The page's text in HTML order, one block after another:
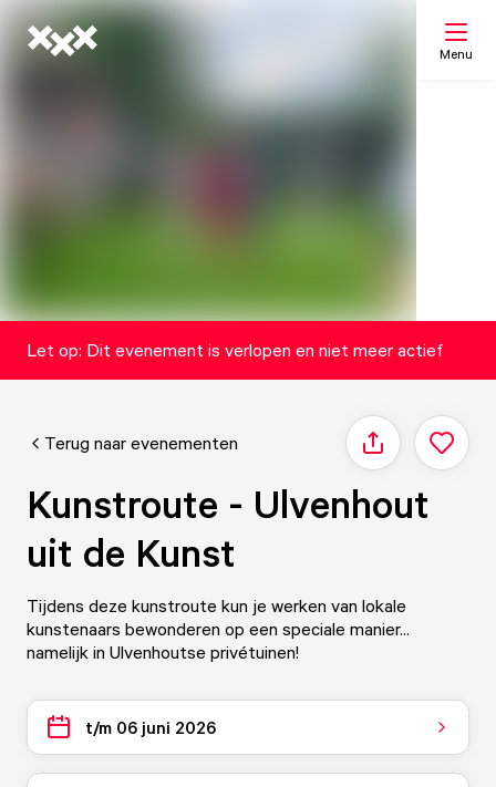
Menu
Let op: Dit evenement is verlopen en niet meer actief
Terug naar evenementen Delen
Kunstroute - Ulvenhout
uit de Kunst
Tijdens deze kunstroute kun je werken van lokale
kunstenaars bewonderen op een speciale manier...
namelijk in Ulvenhoutse privétuinen!
t/m 06 juni 2026